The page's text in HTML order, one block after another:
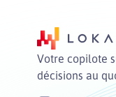
Votre copilote
décisions au